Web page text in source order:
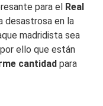
para el Real
desastrosa en la
madridista sea
ello que están
cantidad para